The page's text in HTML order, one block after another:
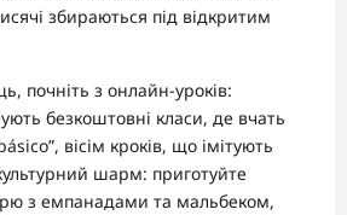
збираються під відкритим
почніть з онлайн-уроків:
безкоштовні класи, де вчать
вісім кроків, що імітують
шарм: приготуйте
з емпанадами та мальбеком,